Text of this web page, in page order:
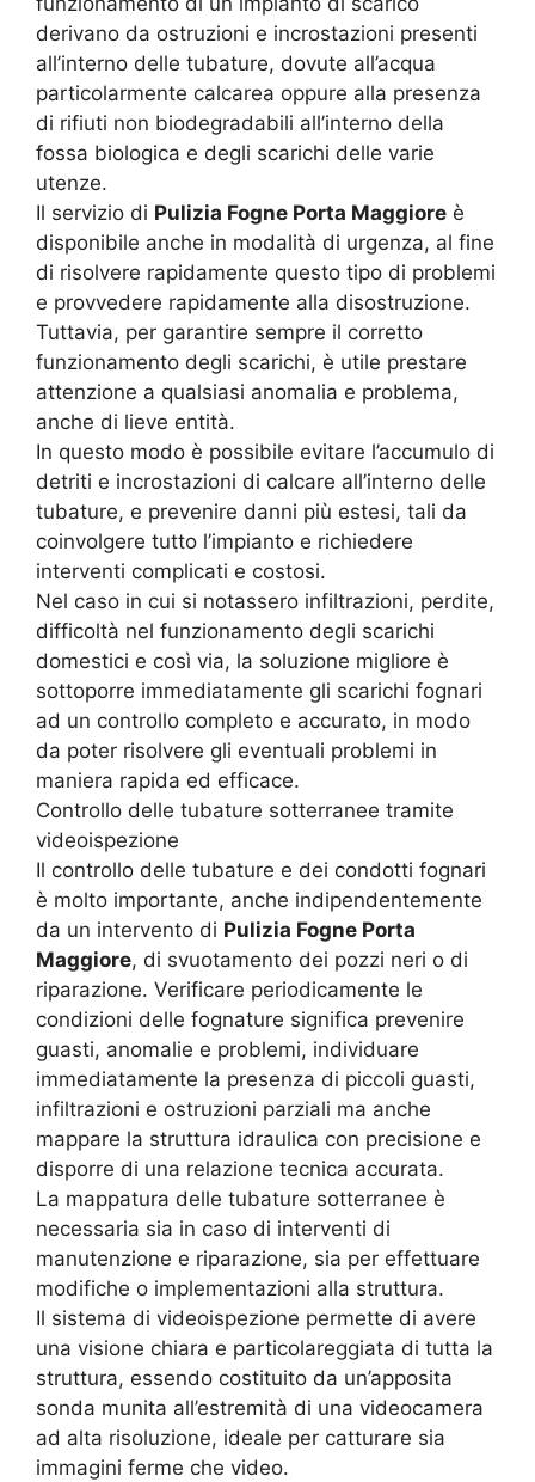
derivano da ostruzioni e incrostazioni presenti
all’interno delle tubature, dovute all’acqua
particolarmente calcarea oppure alla presenza
di rifiuti non biodegradabili all’interno della
fossa biologica e degli scarichi delle varie
utenze.
Il servizio di Pulizia Fogne Porta Maggiore è
disponibile anche in modalità di urgenza, al fine
di risolvere rapidamente questo tipo di problemi
e provvedere rapidamente alla disostruzione.
Tuttavia, per garantire sempre il corretto
funzionamento degli scarichi, è utile prestare
attenzione a qualsiasi anomalia e problema,
anche di lieve entità.
In questo modo è possibile evitare l’accumulo di
detriti e incrostazioni di calcare all’interno delle
tubature, e prevenire danni più estesi, tali da
coinvolgere tutto l’impianto e richiedere
interventi complicati e costosi.
Nel caso in cui si notassero infiltrazioni, perdite,
difficoltà nel funzionamento degli scarichi
domestici e così via, la soluzione migliore è
sottoporre immediatamente gli scarichi fognari
ad un controllo completo e accurato, in modo
da poter risolvere gli eventuali problemi in
maniera rapida ed efficace.
Controllo delle tubature sotterranee tramite
videoispezione
Il controllo delle tubature e dei condotti fognari
è molto importante, anche indipendentemente
da un intervento di Pulizia Fogne Porta
Maggiore, di svuotamento dei pozzi neri o di
riparazione. Verificare periodicamente le
condizioni delle fognature significa prevenire
guasti, anomalie e problemi, individuare
immediatamente la presenza di piccoli guasti,
infiltrazioni e ostruzioni parziali ma anche
mappare la struttura idraulica con precisione e
disporre di una relazione tecnica accurata.
La mappatura delle tubature sotterranee è
necessaria sia in caso di interventi di
manutenzione e riparazione, sia per effettuare
modifiche o implementazioni alla struttura.
Il sistema di videoispezione permette di avere
una visione chiara e particolareggiata di tutta la
struttura, essendo costituito da un’apposita
sonda munita all’estremità di una videocamera
ad alta risoluzione, ideale per catturare sia
immagini ferme che video.